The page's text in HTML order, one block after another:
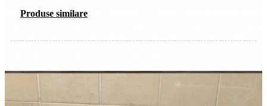
Produse similare